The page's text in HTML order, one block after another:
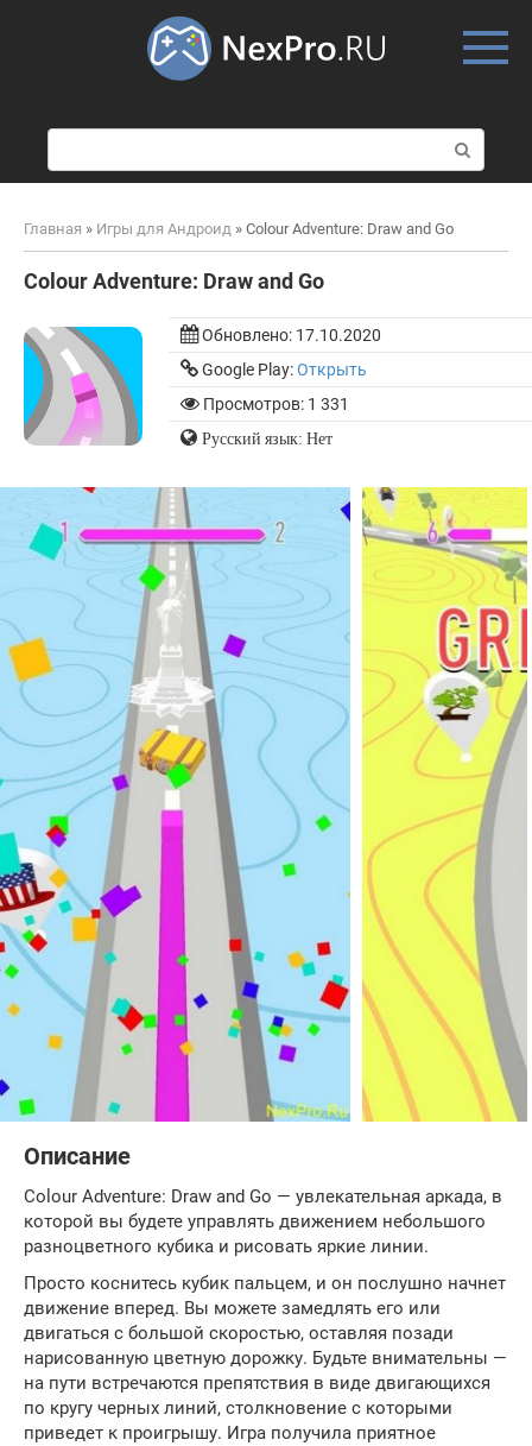
о
и
к
Главная » Игры для Андроид » Colour Adventure: Draw and Go
Colour Adventure: Draw and Go
Обновлено: 17.10.2020
Google Play:Открыть
Просмотров: 1 331
Русский язык: Нет
Описание
Colour Adventure: Draw and Go — увлекательная аркада, в
которой вы будете управлять движением небольшого
разноцветного кубика и рисовать яркие линии.
Просто коснитесь кубик пальцем, и он послушно начнет
движение вперед. Вы можете замедлять его или
двигаться с большой скоростью, оставляя позади
нарисованную цветную дорожку. Будьте внимательны —
на пути встречаются препятствия в виде двигающихся
по кругу черных линий, столкновение с которыми
приведет к проигрышу. Игра получила приятное